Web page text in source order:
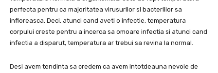
perfecta pentru ca majoritatea virusurilor si bacteriilor sa
infloreasca. Deci, atunci cand aveti o infectie, temperatura
corpului creste pentru a incerca sa omoare infectia si atunci cand
infectia a disparut, temperatura ar trebui sa revina la normal.
Desi avem tendinta sa credem ca avem intotdeauna nevoie de